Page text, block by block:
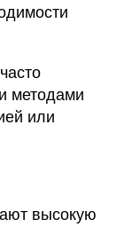
методами
или
высокую